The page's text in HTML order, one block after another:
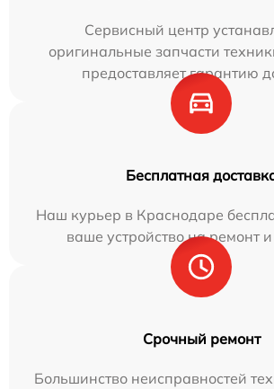
Сервисный центр
оригинальные запчасти
предоставляет гарантию
Бесплатная
Наш курьер в Краснодаре
ваше устройство на ремонт
Срочный ремонт
Большинство неисправностей